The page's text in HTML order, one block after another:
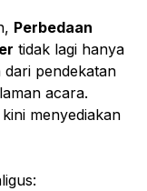
Perbedaan
tidak lagi hanya
dari pendekatan
acara.
menyediakan